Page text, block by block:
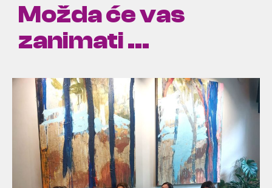
Možda će vas
zanimati ...